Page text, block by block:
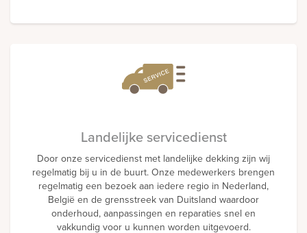
Landelijke servicedienst
Door onze servicedienst met landelijke dekking zijn wij
regelmatig bij u in de buurt. Onze medewerkers brengen
regelmatig een bezoek aan iedere regio in Nederland,
België en de grensstreek van Duitsland waardoor
onderhoud, aanpassingen en reparaties snel en
vakkundig voor u kunnen worden uitgevoerd.